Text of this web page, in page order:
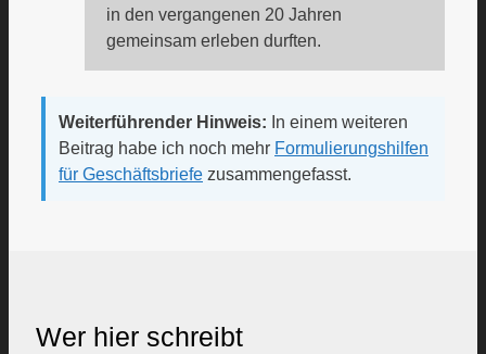
in den vergangenen 20 Jahren
gemeinsam erleben durften.
Weiterführender Hinweis: In einem weiteren
Beitrag habe ich noch mehr Formulierungshilfen
für Geschäftsbriefe zusammengefasst.
Wer hier schreibt